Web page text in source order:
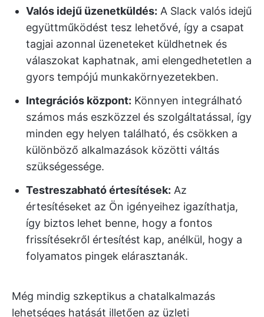
Valós idejű üzenetküldés: A Slack valós idejű
együttműködést tesz lehetővé, így a csapat
tagjai azonnal üzeneteket küldhetnek és
válaszokat kaphatnak, ami elengedhetetlen a
gyors tempójú munkakörnyezetekben.
Integrációs központ: Könnyen integrálható
számos más eszközzel és szolgáltatással, így
minden egy helyen található, és csökken a
különböző alkalmazások közötti váltás
szükségessége.
Testreszabható értesítések: Az
értesítéseket az Ön igényeihez igazíthatja,
így biztos lehet benne, hogy a fontos
frissítésekről értesítést kap, anélkül, hogy a
folyamatos pingek elárasztanák.
Még mindig szkeptikus a chatalkalmazás
lehetséges hatását illetően az üzleti